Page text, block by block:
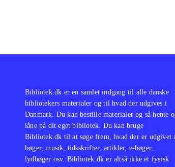
Bibliotek.dk er en samlet indgang til alle danske
bibliotekers materialer og til hvad der udgives i
Danmark. Du kan bestille materialer og så hente
låne på dit eget bibliotek. Du kan bruge
Bibliotek.dk til at søge frem, hvad der er udgivet
bøger, musik, tidsskrifter, artikler, e-bøger,
lydbøger osv. Bibliotek.dk er altså ikke et fysisk